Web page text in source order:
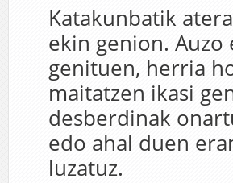
Katakunbatik
ekin genion.
genituen, herria
maitatzen ikasi
desberdinak
edo ahal duen
luzatuz.